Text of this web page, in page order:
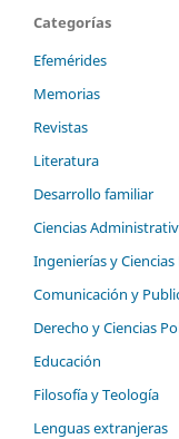
Categorías
Efemérides
Memorias
Revistas
Literatura
Desarrollo familiar
Ciencias
Ingenierías y Ciencias
Comunicación y
Derecho y Ciencias
Educación
Filosofía y Teología
Lenguas extranjeras